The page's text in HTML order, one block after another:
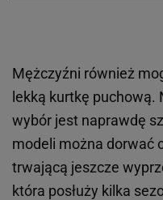
Mężczyźni również
lekką kurtkę puchową.
wybór jest naprawdę
modeli można dorwać
trwającą jeszcze
która posłuży kilka